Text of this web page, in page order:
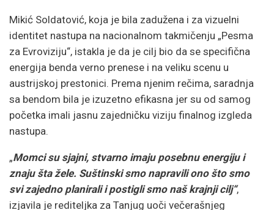
Mikić Soldatović, koja je bila zadužena i za vizuelni
identitet nastupa na nacionalnom takmičenju „Pesma
za Evroviziju“, istakla je da je cilj bio da se specifična
energija benda verno prenese i na veliku scenu u
austrijskoj prestonici. Prema njenim rečima, saradnja
sa bendom bila je izuzetno efikasna jer su od samog
početka imali jasnu zajedničku viziju finalnog izgleda
nastupa.
„Momci su sjajni, stvarno imaju posebnu energiju i
znaju šta žele. Suštinski smo napravili ono što smo
svi zajedno planirali i postigli smo naš krajnji cilj“,
izjavila je rediteljka za Tanjug uoči večerašnjeg